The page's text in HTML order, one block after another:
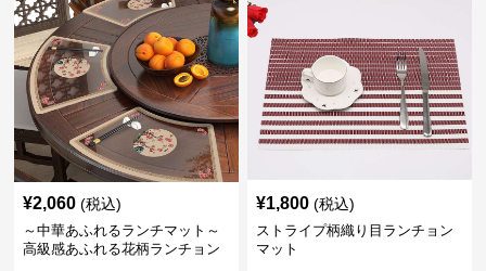
¥2,060 (税込)
～中華あふれるランチマット～
高級感あふれる花柄ランチョン
¥1,800 (税込)
ストライプ柄織り目ランチョン
マット